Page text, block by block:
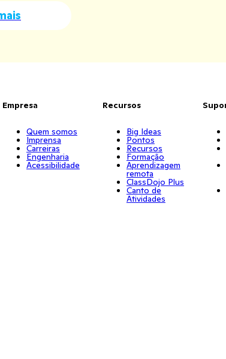
Empresa
Quem somos
Imprensa
Carreiras
Engenharia
Acessibilidade
Recursos
Big Ideas
Pontos
Recursos
Formação
Aprendizagem
remota
ClassDojo Plus
Canto de
Atividades